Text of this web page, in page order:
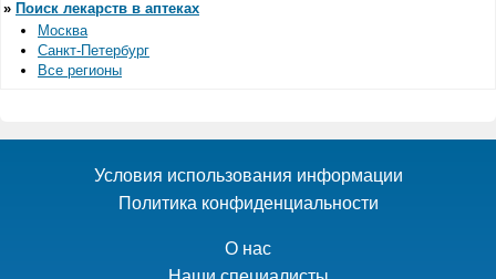
» Поиск лекарств в аптеках
Москва
Санкт-Петербург
Все регионы
Условия использования информации
Политика конфиденциальности
О нас